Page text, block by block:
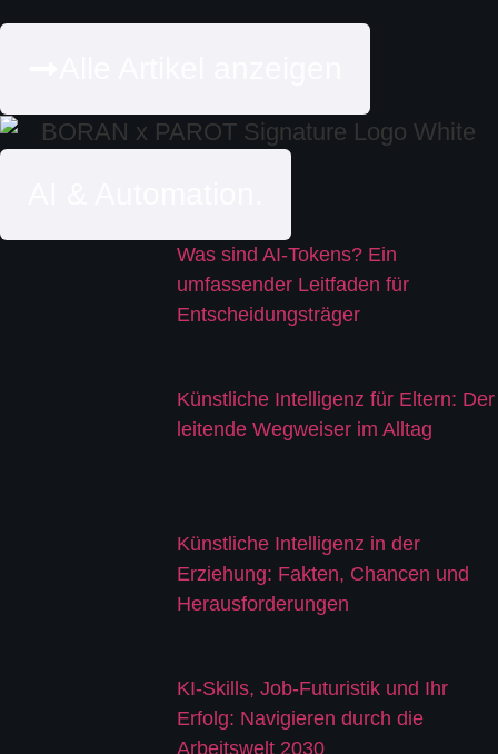
Was sind AI-Tokens? Ein
umfassender Leitfaden für
Entscheidungsträger
Künstliche Intelligenz für Eltern: Der
leitende Wegweiser im Alltag
Künstliche Intelligenz in der
Erziehung: Fakten, Chancen und
Herausforderungen
KI-Skills, Job-Futuristik und Ihr
Erfolg: Navigieren durch die
Arbeitswelt 2030